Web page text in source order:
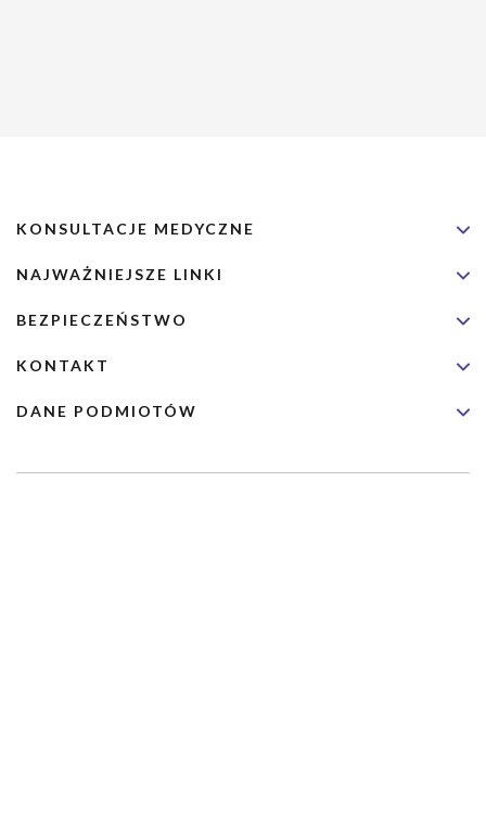
KONSULTACJE MEDYCZNE
NAJWAŻNIEJSZE LINKI
BEZPIECZEŃSTWO
KONTAKT
DANE PODMIOTÓW